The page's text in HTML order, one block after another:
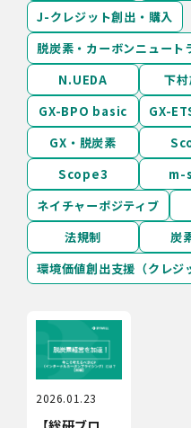
J-クレジット創出・購入
脱炭素・カーボンニュート
N.UEDA
下
GX-BPO basic
GX-
GX・脱炭素
Scope3
m-
ネイチャーポジティブ
法規制
炭
環境価値創出支援（クレジ
2026.01.23